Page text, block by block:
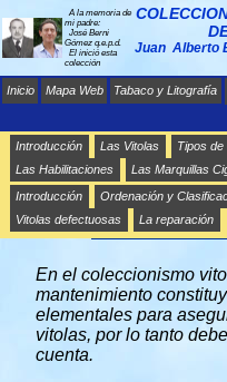
A la memoria de
mi padre:
José Berni
Gómez q.e.p.d.
El inició esta
colección
Juan Alberto
Inicio Mapa Web Tabaco y Litografía
Introducción Las Vitolas Tipos de
Las Habilitaciones
Las Marquillas
Introducción Ordenación y
Vitolas defectuosas
La reparación
En el coleccionismo
mantenimiento
elementales para
vitolas, por lo tanto
cuenta.